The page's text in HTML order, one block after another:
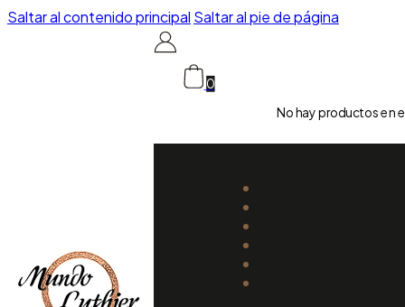
Saltar al contenido principal Saltar al pie de página
0
No hay productos en